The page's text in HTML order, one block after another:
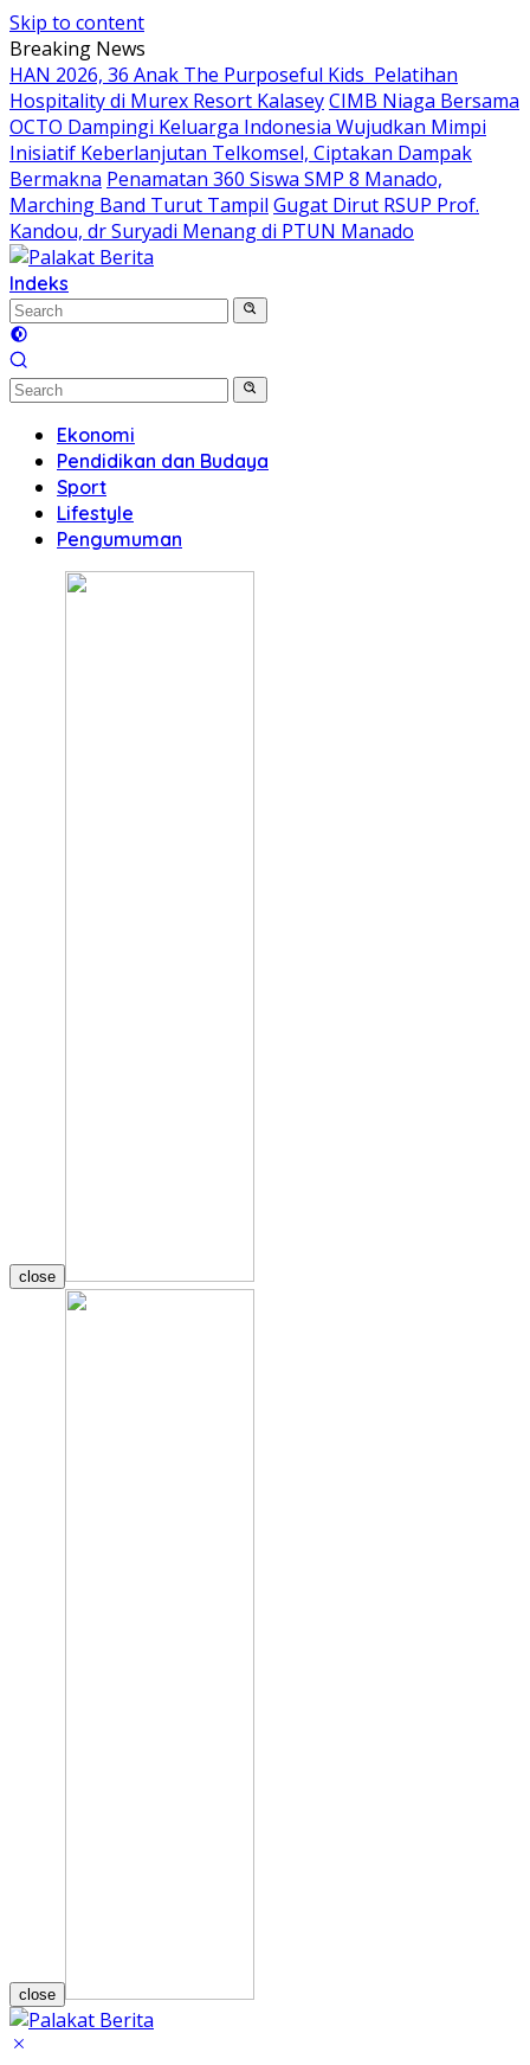
Skip to content
Breaking News
HAN 2026, 36 Anak The Purposeful Kids Pelatihan
Hospitality di Murex Resort KalaseyCIMB Niaga Bersama
OCTO Dampingi Keluarga Indonesia Wujudkan Mimpi
Inisiatif Keberlanjutan Telkomsel, Ciptakan Dampak
Bermakna Penamatan 360 Siswa SMP 8 Manado,
Marching Band Turut Tampil Gugat Dirut RSUP Prof.
Kandou, dr Suryadi Menang di PTUN Manado
Indeks
Ekonomi
Pendidikan dan Budaya
Sport
Lifestyle
Pengumuman
close
close